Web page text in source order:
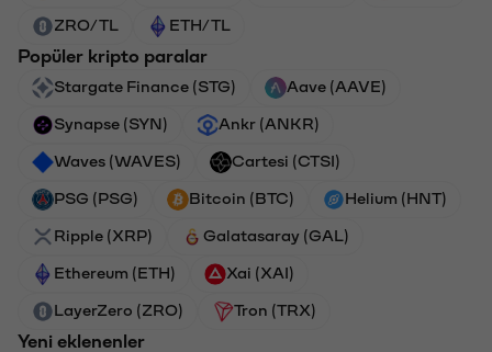
ZRO/TL ETH/TL
Popüler kripto paralar
Stargate Finance (STG) Aave (AAVE)
Synapse (SYN) Ankr (ANKR)
Waves (WAVES) Cartesi (CTSI)
PSG (PSG) Bitcoin (BTC) Helium (HNT)
Ripple (XRP) Galatasaray (GAL)
Ethereum (ETH) Xai (XAI)
LayerZero (ZRO) Tron (TRX)
Yeni eklenenler